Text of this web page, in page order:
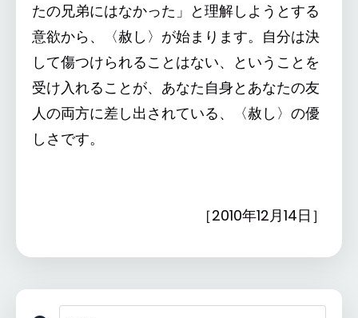
たの兄弟にはなかった」と理解しようとする
意欲から、〈赦し〉が始まります。自分は決
して傷つけられることはない、ということを
受け入れることが、あなた自身とあなたの友
人の両方に差し出されている、〈赦し〉の優
しさです。
［2010年12月14日］